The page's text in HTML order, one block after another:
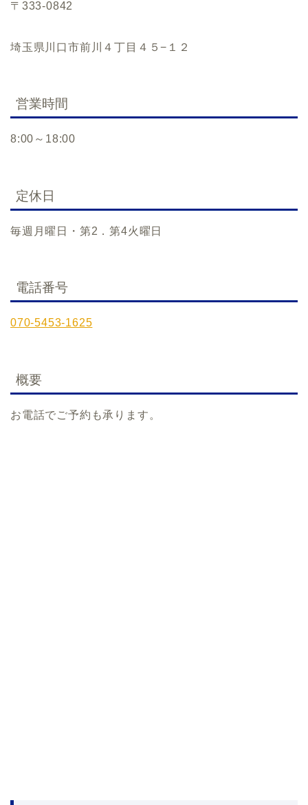
〒333-0842
埼玉県川口市前川４丁目４５−１２
営業時間
8:00～18:00
定休日
毎週月曜日・第2．第4火曜日
電話番号
070-5453-1625
概要
お電話でご予約も承ります。